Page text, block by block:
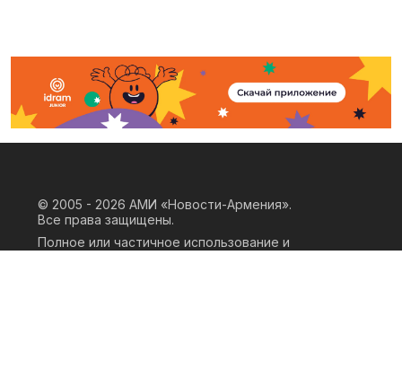
© 2005 - 2026 АМИ «Новости-Армения».
Все права защищены.
Полное или частичное использование и